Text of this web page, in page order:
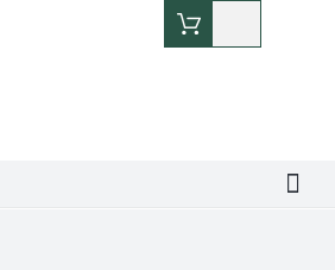
košík